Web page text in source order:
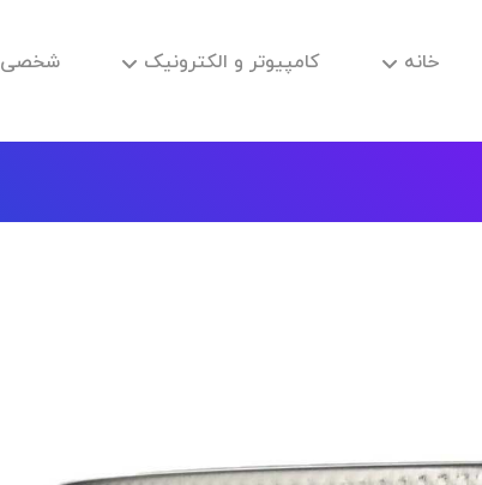
خانه کامپیوتر و الکترونیک شخصی